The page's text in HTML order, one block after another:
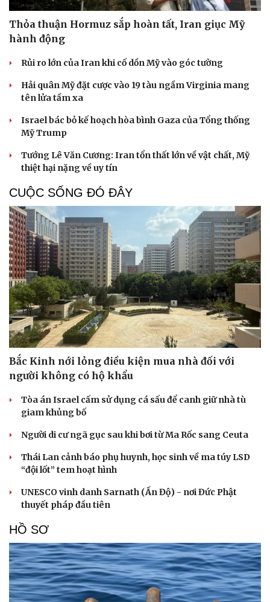
Cải chính
Thỏa thuận Hormuz sắp hoàn tất, Iran giục Mỹ
hành động
Rủi ro lớn của Iran khi cố dồn Mỹ vào góc tường
Hải quân Mỹ đặt cược vào 19 tàu ngầm Virginia mang
tên lửa tầm xa
Israel bác bỏ kế hoạch hòa bình Gaza của Tổng thống
Mỹ Trump
Tướng Lê Văn Cương: Iran tổn thất lớn về vật chất, Mỹ
thiệt hại nặng về uy tín
CUỘC SỐNG ĐÓ ĐÂY
Bắc Kinh nới lỏng điều kiện mua nhà đối với
người không có hộ khẩu
Tòa án Israel cấm sử dụng cá sấu để canh giữ nhà tù
giam khủng bố
Người di cư ngã gục sau khi bơi từ Ma Rốc sang Ceuta
Thái Lan cảnh báo phụ huynh, học sinh về ma túy LSD
“đội lốt” tem hoạt hình
UNESCO vinh danh Sarnath (Ấn Độ) - nơi Đức Phật
thuyết pháp đầu tiên
HỒ SƠ